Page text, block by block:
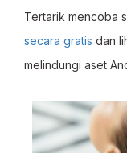
Tertarik mencoba
secara gratis dan
melindungi aset